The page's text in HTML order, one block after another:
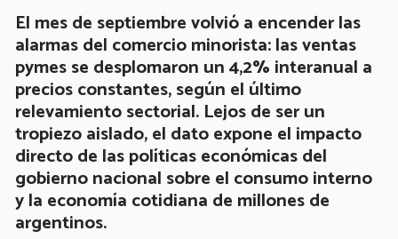
El mes de septiembre volvió a encender las
alarmas del comercio minorista: las ventas
pymes se desplomaron un 4,2% interanual a
precios constantes, según el último
relevamiento sectorial. Lejos de ser un
tropiezo aislado, el dato expone el impacto
directo de las políticas económicas del
gobierno nacional sobre el consumo interno
y la economía cotidiana de millones de
argentinos.